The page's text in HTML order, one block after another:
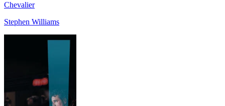
Chevalier
Stephen Williams